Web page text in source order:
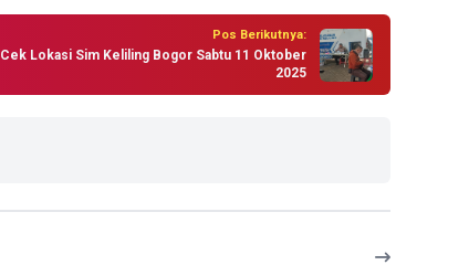
Pos Berikutnya:
Cek Lokasi Sim Keliling Bogor Sabtu 11 Oktober
2025